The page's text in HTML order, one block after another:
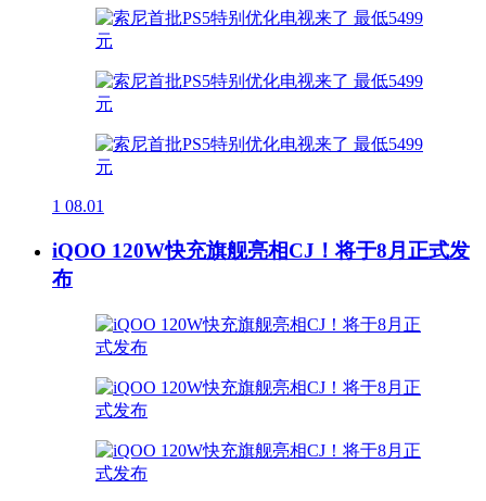
1 08.01
iQOO 120W快充旗舰亮相CJ！将于8月正式发
布